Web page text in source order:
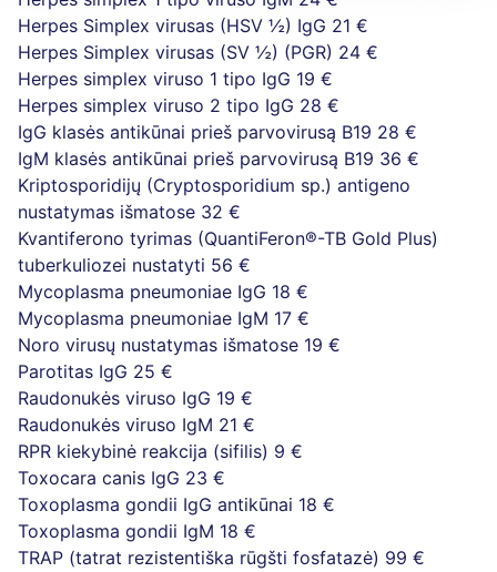
Herpes Simplex virusas (HSV ½) IgG 21 €
Herpes Simplex virusas (SV ½) (PGR) 24 €
Herpes simplex viruso 1 tipo IgG 19 €
Herpes simplex viruso 2 tipo IgG 28 €
IgG klasės antikūnai prieš parvovirusą B19 28 €
IgM klasės antikūnai prieš parvovirusą B19 36 €
Kriptosporidijų (Cryptosporidium sp.) antigeno
nustatymas išmatose 32 €
Kvantiferono tyrimas (QuantiFeron®-TB Gold Plus)
tuberkuliozei nustatyti 56 €
Mycoplasma pneumoniae IgG 18 €
Mycoplasma pneumoniae IgM 17 €
Noro virusų nustatymas išmatose 19 €
Parotitas IgG 25 €
Raudonukės viruso IgG 19 €
Raudonukės viruso IgM 21 €
RPR kiekybinė reakcija (sifilis) 9 €
Toxocara canis IgG 23 €
Toxoplasma gondii IgG antikūnai 18 €
Toxoplasma gondii IgM 18 €
TRAP (tatrat rezistentiška rūgšti fosfatazė) 99 €